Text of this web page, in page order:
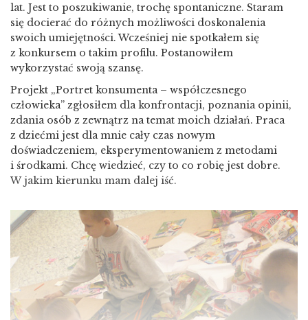
lat. Jest to poszukiwanie, trochę spontaniczne. Staram
się docierać do różnych możliwości doskonalenia
swoich umiejętności. Wcześniej nie spotkałem się
z konkursem o takim profilu. Postanowiłem
wykorzystać swoją szansę.
Projekt „Portret konsumenta – współczesnego
człowieka” zgłosiłem dla konfrontacji, poznania opinii,
zdania osób z zewnątrz na temat moich działań. Praca
z dziećmi jest dla mnie cały czas nowym
doświadczeniem, eksperymentowaniem z metodami
i środkami. Chcę wiedzieć, czy to co robię jest dobre.
W jakim kierunku mam dalej iść.